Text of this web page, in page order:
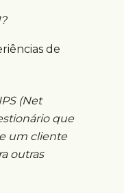
de
(Net
que
um cliente
outras